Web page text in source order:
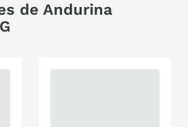
de Andurina